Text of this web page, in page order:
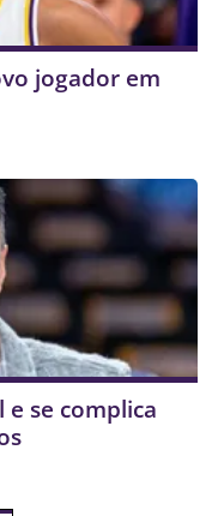
jogador em
se complica